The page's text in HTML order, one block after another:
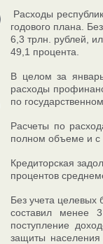
Расходы
годового плана.
6,3 трлн. рублей,
49,1 процента.
В целом за
расходы
по
Расчеты по
полном объеме и с
Кредиторская
процентов
Без учета
составил менее
поступление
защиты